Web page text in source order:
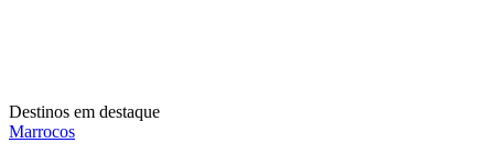
Destinos em destaque
Marrocos